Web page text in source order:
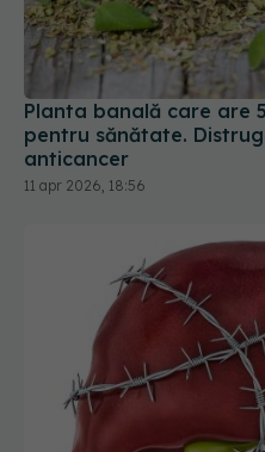
Planta banală care are
pentru sănătate.
anticancer
11 apr 2026, 18:56